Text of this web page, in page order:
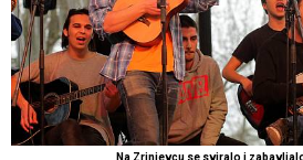
Na Zrinjevcu se sviralo i